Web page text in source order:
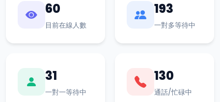
60
目前在線人數
193
一對多等待中
31
一對一等待中
130
通話/忙碌中